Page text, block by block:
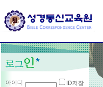
아이디
ID저장